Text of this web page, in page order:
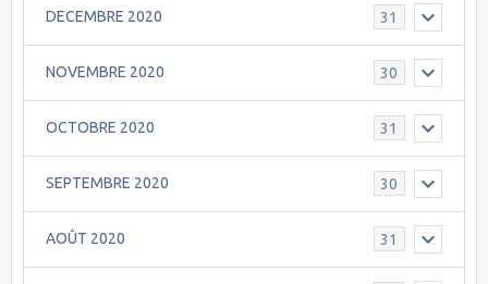
DECEMBRE 2020 31
NOVEMBRE 2020 30
OCTOBRE 2020 31
SEPTEMBRE 2020 30
AOÛT 2020 31